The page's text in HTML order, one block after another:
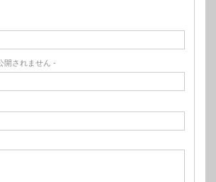
開されません -